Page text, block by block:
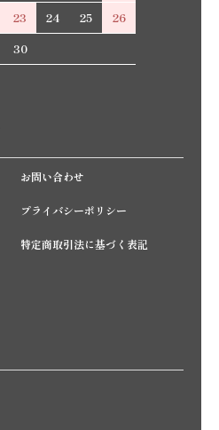
23 24 25
26
30
お問い合わせ
プライバシーポリシー
特定商取引法に基づく表記